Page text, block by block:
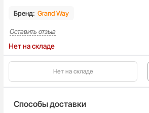
Бренд: Grand Way
Оставить отзыв
Нет на складе
Нет на складе
Способы доставки